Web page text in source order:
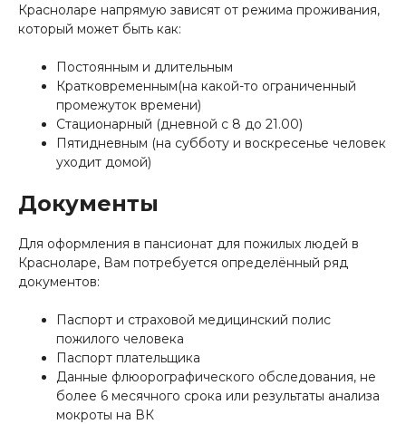
Красноларе напрямую зависят от режима проживания,
который может быть как:
Постоянным и длительным
Кратковременным(на какой-то ограниченный
промежуток времени)
Стационарный (дневной с 8 до 21.00)
Пятидневным (на субботу и воскресенье человек
уходит домой)
Документы
Для оформления в пансионат для пожилых людей в
Красноларе, Вам потребуется определённый ряд
документов:
Паспорт и страховой медицинский полис
пожилого человека
Паспорт плательщика
Данные флюорографического обследования, не
более 6 месячного срока или результаты анализа
мокроты на ВК